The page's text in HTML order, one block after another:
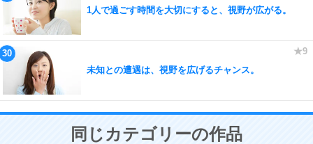
1人で過ごす時間を大切にすると、視野が広がる。
未知との遭遇は、視野を広げるチャンス。
同じカテゴリーの作品